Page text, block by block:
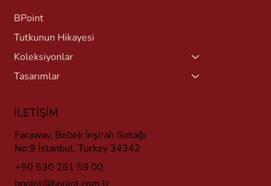
BPoint
Tutkunun Hikayesi
Koleksiyonlar
Tasarımlar
İLETİŞİM
Faraway, Bebek İnşirah Sokağı
No:9 İstanbul, Turkey 34342
+90 530 261 59 00